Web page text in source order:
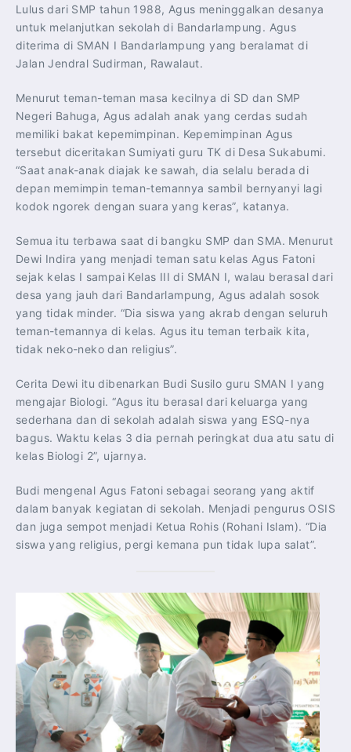
Lulus dari SMP tahun 1988, Agus meninggalkan desanya
untuk melanjutkan sekolah di Bandarlampung. Agus
diterima di SMAN I Bandarlampung yang beralamat di
Jalan Jendral Sudirman, Rawalaut.
Menurut teman-teman masa kecilnya di SD dan SMP
Negeri Bahuga, Agus adalah anak yang cerdas sudah
memiliki bakat kepemimpinan. Kepemimpinan Agus
tersebut diceritakan Sumiyati guru TK di Desa Sukabumi.
“Saat anak-anak diajak ke sawah, dia selalu berada di
depan memimpin teman-temannya sambil bernyanyi lagi
kodok ngorek dengan suara yang keras”, katanya.
Semua itu terbawa saat di bangku SMP dan SMA. Menurut
Dewi Indira yang menjadi teman satu kelas Agus Fatoni
sejak kelas I sampai Kelas III di SMAN I, walau berasal dari
desa yang jauh dari Bandarlampung, Agus adalah sosok
yang tidak minder. “Dia siswa yang akrab dengan seluruh
teman-temannya di kelas. Agus itu teman terbaik kita,
tidak neko-neko dan religius”.
Cerita Dewi itu dibenarkan Budi Susilo guru SMAN I yang
mengajar Biologi. “Agus itu berasal dari keluarga yang
sederhana dan di sekolah adalah siswa yang ESQ-nya
bagus. Waktu kelas 3 dia pernah peringkat dua atu satu di
kelas Biologi 2”, ujarnya.
Budi mengenal Agus Fatoni sebagai seorang yang aktif
dalam banyak kegiatan di sekolah. Menjadi pengurus OSIS
dan juga sempot menjadi Ketua Rohis (Rohani Islam). “Dia
siswa yang religius, pergi kemana pun tidak lupa salat”.